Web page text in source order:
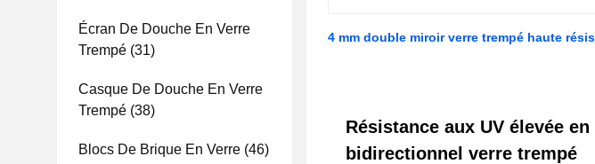
Écran De Douche En Verre
Trempé (31)
Casque De Douche En Verre
Trempé (38)
Blocs De Brique En Verre (46)
4 mm double miroir verre trempé haute
Résistance aux UV élevée
bidirectionnel verre trempé